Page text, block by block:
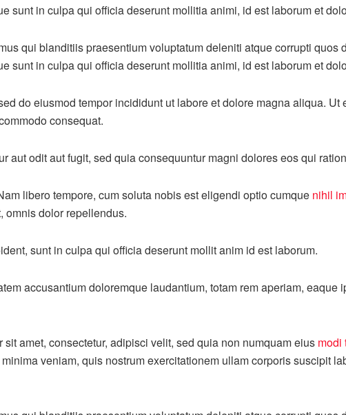
sunt in culpa qui officia deserunt mollitia animi, id est laborum et
qui blanditiis praesentium voluptatum deleniti atque corrupti quos
sunt in culpa qui officia deserunt mollitia animi, id est laborum et
do eiusmod tempor incididunt ut labore et dolore magna aliqua. Ut
consequat.
aut odit aut fugit, sed quia consequuntur magni dolores eos qui
libero tempore, cum soluta nobis est eligendi optio cumque nihil
omnis dolor repellendus.
sunt in culpa qui officia deserunt mollit anim id est laborum.
accusantium doloremque laudantium, totam rem aperiam, eaque
amet, consectetur, adipisci velit, sed quia non numquam eius modi
veniam, quis nostrum exercitationem ullam corporis suscipit